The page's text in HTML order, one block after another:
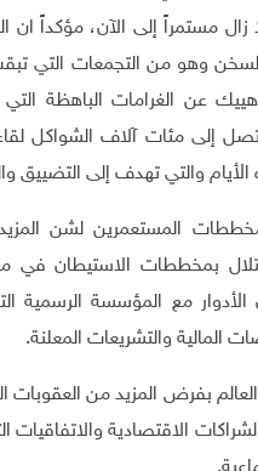
زال مستمراً إلى الآن، مؤكداً
وهو من التجمعات التي
عن الغرامات الباهظة
تصل إلى مئات آلاف الشواكل
الأيام والتي تهدف إلى التضييق
المستعمرين لشن
بمخططات الاستيطان في
الأدوار مع المؤسسة الرسمية
المالية والتشريعات المعلنة.
بفرض المزيد من العقوبات
الاقتصادية والاتفاقيات